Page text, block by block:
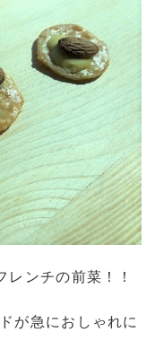
ンチの前菜！！
が急におしゃれに